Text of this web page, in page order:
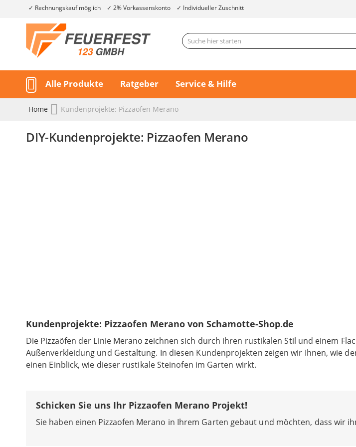
Rechnungskauf möglich 2% Vorkassenskonto Individueller Zuschnitt
Alle Produkte Ratgeber Service & Hilfe
Home Kundenprojekte: Pizzaofen Merano
DIY-Kundenprojekte: Pizzaofen Merano
Kundenprojekte: Pizzaofen Merano von Schamotte-Shop.de
Die Pizzaöfen der Linie Merano zeichnen sich durch ihren rustikalen Stil und einem
Außenverkleidung und Gestaltung. In diesen Kundenprojekten zeigen wir Ihnen, wie
einen Einblick, wie dieser rustikale Steinofen im Garten wirkt.
Schicken Sie uns Ihr Pizzaofen Merano Projekt!
Sie haben einen Pizzaofen Merano in Ihrem Garten gebaut und möchten, dass wir